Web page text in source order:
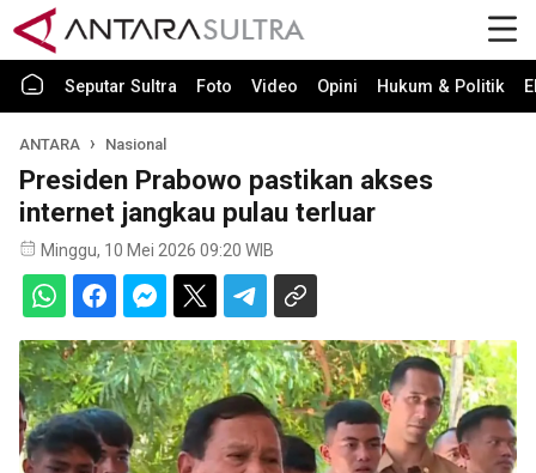
Seputar Sultra Foto Video Opini Hukum & Politik
ANTARA Nasional
Presiden Prabowo pastikan akses
internet jangkau pulau terluar
Minggu, 10 Mei 2026 09:20 WIB